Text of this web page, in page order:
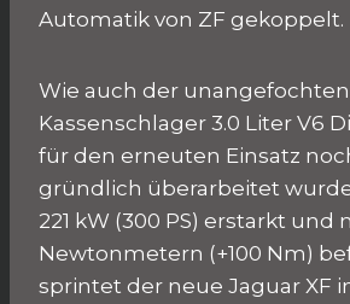
Automatik von ZF gekoppelt.
Wie auch der
Kassenschlager 3.0 Liter V6
für den erneuten Einsatz
gründlich überarbeitet
221 kW (300 PS) erstarkt und
Newtonmetern (+100 Nm)
sprintet der neue Jaguar XF